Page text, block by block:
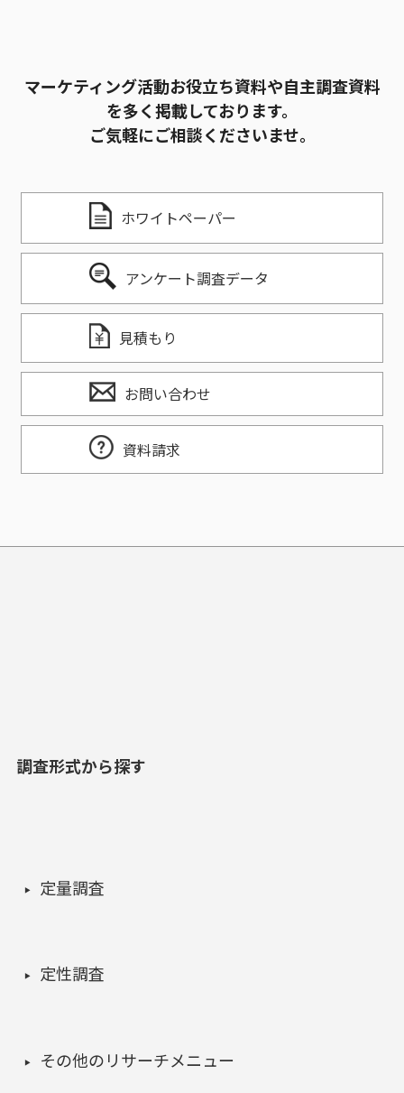
マーケティング活動お役立ち資料や自主調査資料
を多く掲載しております。
ご気軽にご相談くださいませ。
ホワイトペーパー
アンケート調査データ
見積もり
お問い合わせ
資料請求
調査形式から探す
定量調査
定性調査
その他のリサーチメニュー